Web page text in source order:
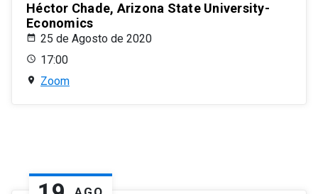
Héctor Chade, Arizona State University-
Economics
25 de Agosto de 2020
17:00
Zoom